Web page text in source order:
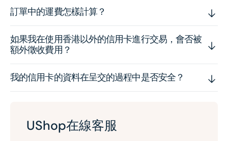
訂單中的運費怎樣計算？
如果我在使用香港以外的信用卡進行交易，會否被
額外徵收費用？
我的信用卡的資料在呈交的過程中是否安全？
UShop在線客服